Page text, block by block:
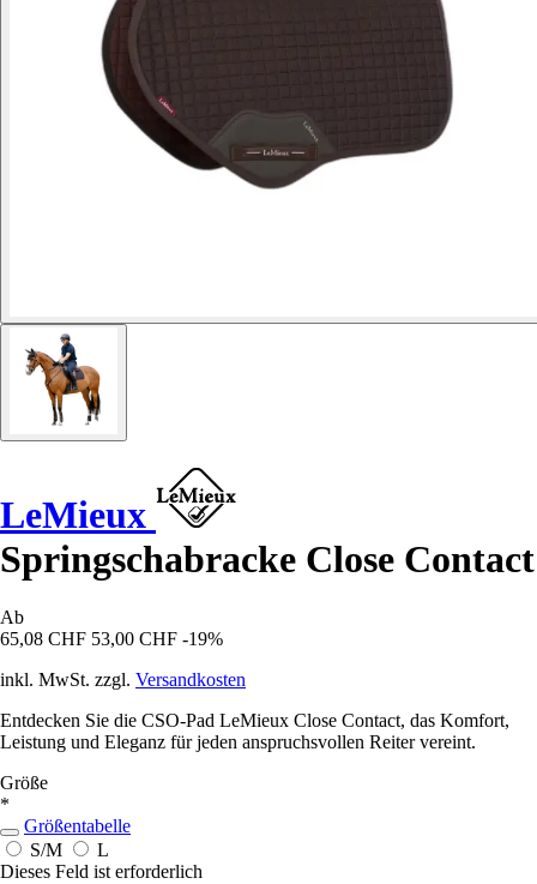
LeMieux
Springschabracke Close Contact
Ab
65,08 CHF 53,00 CHF -19%
inkl. MwSt. zzgl. Versandkosten
Entdecken Sie die CSO-Pad LeMieux Close Contact, das Komfort,
Leistung und Eleganz für jeden anspruchsvollen Reiter vereint.
Größe
*
Größentabelle
S/M
L
Dieses Feld ist erforderlich